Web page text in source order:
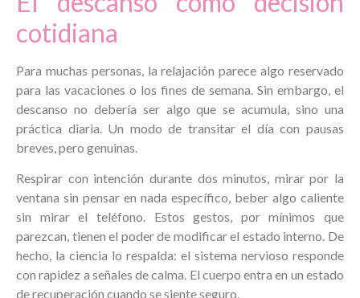
cotidiana
Para muchas personas, la relajación parece algo reservado
para las vacaciones o los fines de semana. Sin embargo, el
descanso no debería ser algo que se acumula, sino una
práctica diaria. Un modo de transitar el día con pausas
breves, pero genuinas.
Respirar con intención durante dos minutos, mirar por la
ventana sin pensar en nada específico, beber algo caliente
sin mirar el teléfono. Estos gestos, por mínimos que
parezcan, tienen el poder de modificar el estado interno. De
hecho, la ciencia lo respalda: el sistema nervioso responde
con rapidez a señales de calma. El cuerpo entra en un estado
de recuperación cuando se siente seguro.